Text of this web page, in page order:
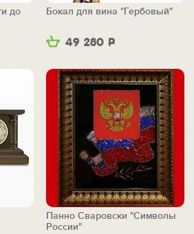
до
49 280 Р
Бокал для вина "Гербовый"
Панно Сваровски "Символы
России"